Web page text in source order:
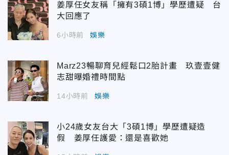
姜厚任女友稱「擁有3碩1博」學歷遭疑 台
大回應了
6小時前 娛樂
Marz23暢聊育兒經鬆口2胎計畫 玖壹壹健
志甜曝婚禮時間點
14小時前 娛樂
小24歲女友台大「3碩1博」學歷遭疑造
假 姜厚任護愛：還是喜歡她